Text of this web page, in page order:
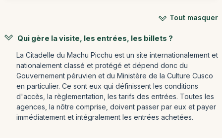
Tout masquer
Qui gère la visite, les entrées, les billets ?
La Citadelle du Machu Picchu est un site internationalement et
nationalement classé et protégé et dépend donc du
Gouvernement péruvien et du Ministère de la Culture Cusco
en particulier. Ce sont eux qui définissent les conditions
d'accès, la règlementation, les tarifs des entrées. Toutes les
agences, la nôtre comprise, doivent passer par eux et payer
immédiatement et intégralement les entrées achetées.